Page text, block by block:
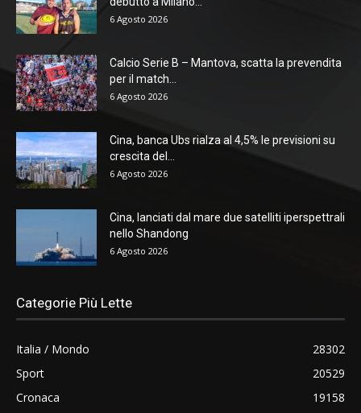
6 Agosto 2026
Calcio Serie B – Mantova, scatta la prevendita
per il match...
6 Agosto 2026
Cina, banca Ubs rialza al 4,5% le previsioni su
crescita del...
6 Agosto 2026
Cina, lanciati dal mare due satelliti iperspettrali
nello Shandong
6 Agosto 2026
Categorie Più Lette
Italia / Mondo
28302
Sport
20529
Cronaca
19158